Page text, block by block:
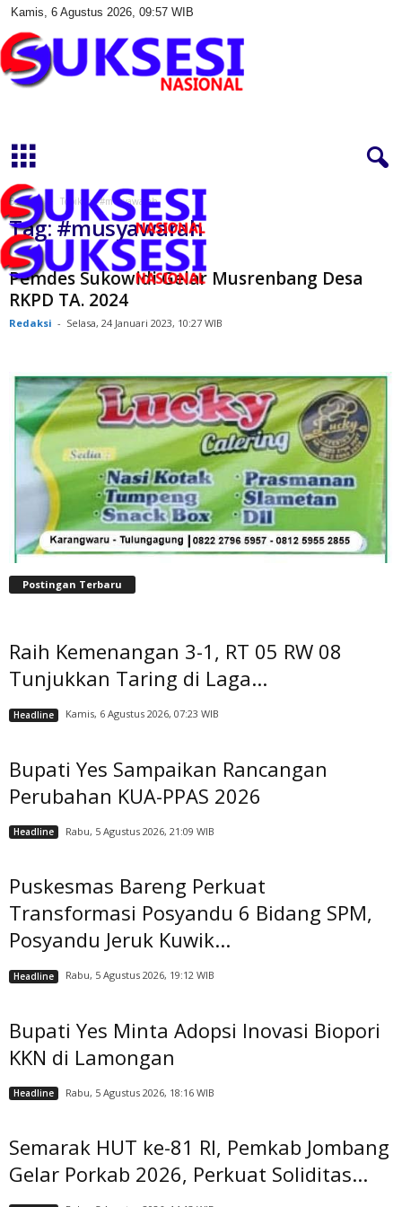
Kamis, 6 Agustus 2026, 09:57 WIB
s
i
a
s
Beranda Topik #musyawarah
Tag: #musyawarah
Pemdes Sukowidi Gelar Musrenbang Desa
RKPD TA. 2024
Redaksi - Selasa, 24 Januari 2023, 10:27 WIB
Postingan Terbaru
Raih Kemenangan 3-1, RT 05 RW 08
Tunjukkan Taring di Laga...
Headline Kamis, 6 Agustus 2026, 07:23 WIB
Bupati Yes Sampaikan Rancangan
Perubahan KUA-PPAS 2026
Headline Rabu, 5 Agustus 2026, 21:09 WIB
Puskesmas Bareng Perkuat
Transformasi Posyandu 6 Bidang SPM,
Posyandu Jeruk Kuwik...
Headline Rabu, 5 Agustus 2026, 19:12 WIB
Bupati Yes Minta Adopsi Inovasi Biopori
KKN di Lamongan
Headline Rabu, 5 Agustus 2026, 18:16 WIB
Semarak HUT ke-81 RI, Pemkab Jombang
Gelar Porkab 2026, Perkuat Soliditas...